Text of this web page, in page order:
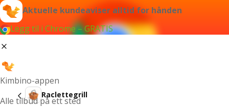
Aktuelle kundeaviser alltid for hånden
Legg til i Chrome – GRATIS
Kimbino-appen
Alle tilbud på ett sted
Raclettegrill